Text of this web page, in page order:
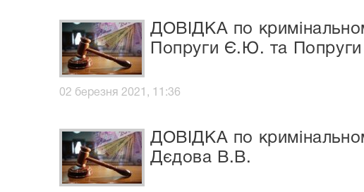
ДОВІДКА по
Попруги Є.Ю. та
02 березня 2021, 11:36
ДОВІДКА по
Дєдова В.В.